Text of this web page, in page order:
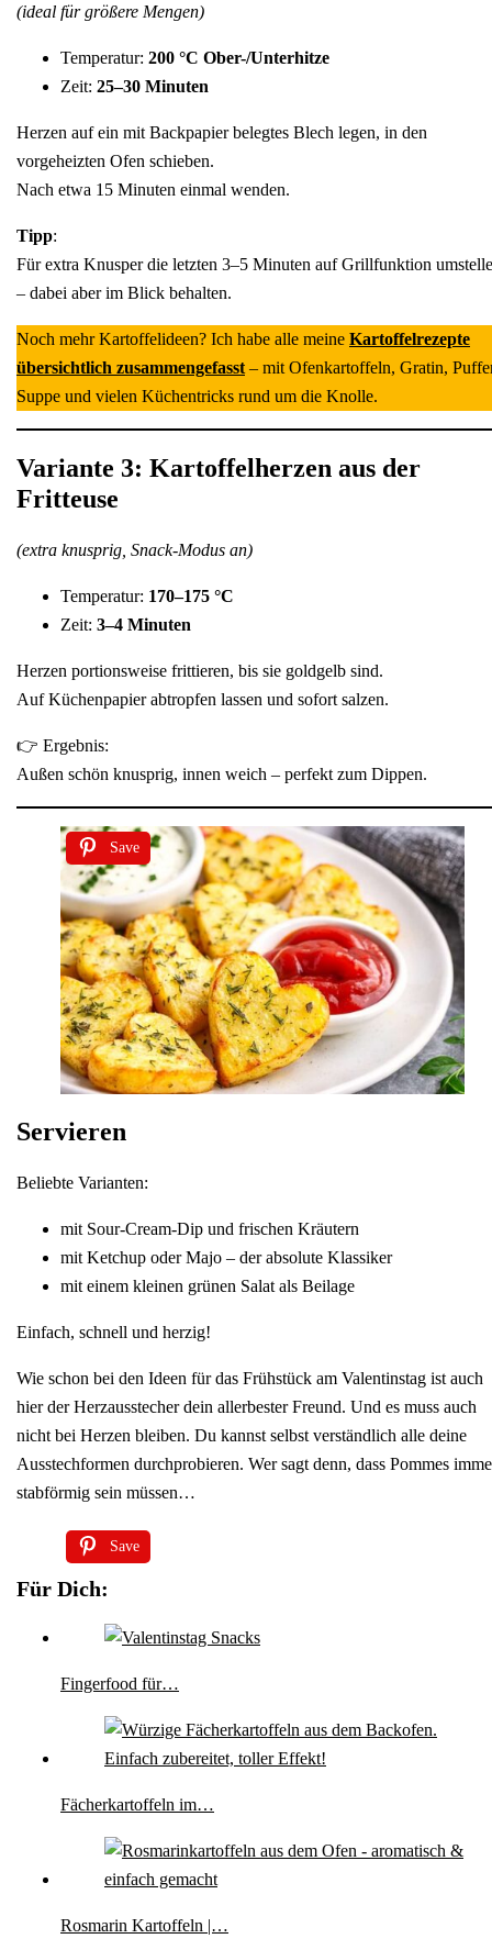
(ideal für größere Mengen)
Temperatur: 200 °C Ober-/Unterhitze
Zeit: 25–30 Minuten
Herzen auf ein mit Backpapier belegtes Blech legen, in den
vorgeheizten Ofen schieben.
Nach etwa 15 Minuten einmal wenden.
Tipp:
Für extra Knusper die letzten 3–5 Minuten auf Grillfunktion
– dabei aber im Blick behalten.
Noch mehr Kartoffelideen? Ich habe alle meine Kartoffelrezepte
übersichtlich zusammengefasst – mit Ofenkartoffeln, Gratin,
Suppe und vielen Küchentricks rund um die Knolle.
Variante 3: Kartoffelherzen aus der
Fritteuse
(extra knusprig, Snack-Modus an)
Temperatur: 170–175 °C
Zeit: 3–4 Minuten
Herzen portionsweise frittieren, bis sie goldgelb sind.
Auf Küchenpapier abtropfen lassen und sofort salzen.
👉 Ergebnis:
Außen schön knusprig, innen weich – perfekt zum Dippen.
Save
Servieren
Beliebte Varianten:
mit Sour-Cream-Dip und frischen Kräutern
mit Ketchup oder Majo – der absolute Klassiker
mit einem kleinen grünen Salat als Beilage
Einfach, schnell und herzig!
Wie schon bei den Ideen für das Frühstück am Valentinstag ist auch
hier der Herzausstecher dein allerbester Freund. Und es muss auch
nicht bei Herzen bleiben. Du kannst selbst verständlich alle deine
Ausstechformen durchprobieren. Wer sagt denn, dass Pommes
stabförmig sein müssen…
Save
Für Dich:
Fingerfood für…
Fächerkartoffeln im…
Rosmarin Kartoffeln |…